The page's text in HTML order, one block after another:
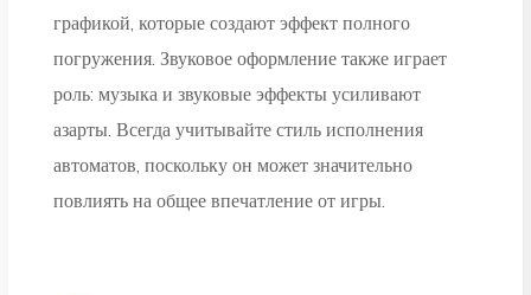
графикой, которые создают эффект полного
погружения. Звуковое оформление также играет
роль: музыка и звуковые эффекты усиливают
азарты. Всегда учитывайте стиль исполнения
автоматов, поскольку он может значительно
повлиять на общее впечатление от игры.